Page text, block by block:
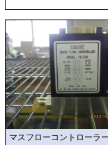
マスフローコントローラ